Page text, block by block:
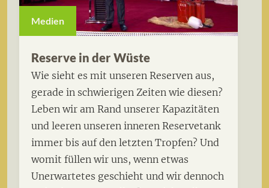
Medien
Reserve in der Wüste
Wie sieht es mit unseren Reserven aus,
gerade in schwierigen Zeiten wie diesen?
Leben wir am Rand unserer Kapazitäten
und leeren unseren inneren Reservetank
immer bis auf den letzten Tropfen? Und
womit füllen wir uns, wenn etwas
Unerwartetes geschieht und wir dennoch